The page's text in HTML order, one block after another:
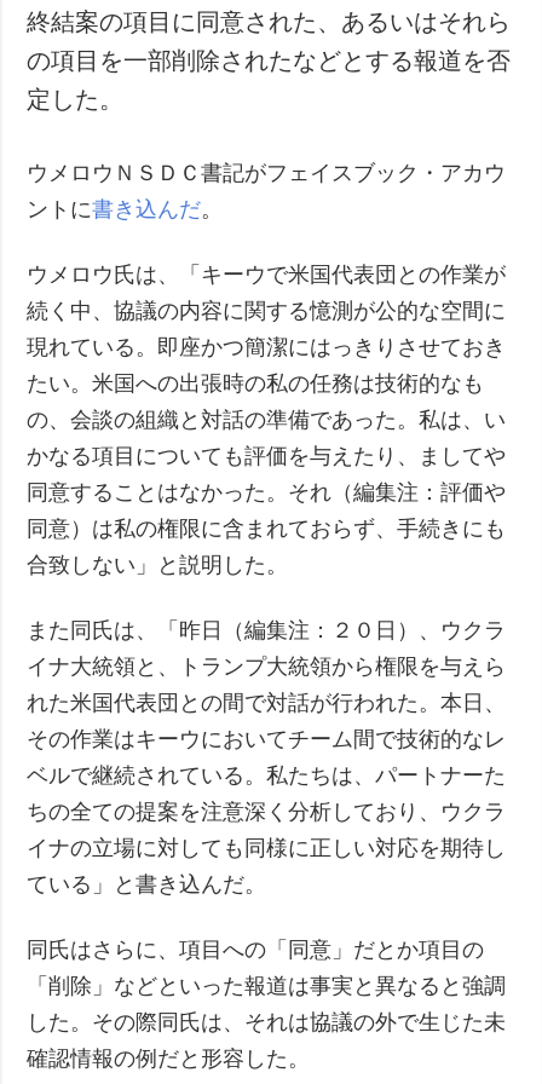
終結案の項目に同意された、あるいはそれら
の項目を一部削除されたなどとする報道を否
定した。
ウメロウＮＳＤＣ書記がフェイスブック・アカウ
ントに書き込んだ。
ウメロウ氏は、「キーウで米国代表団との作業が
続く中、協議の内容に関する憶測が公的な空間に
現れている。即座かつ簡潔にはっきりさせておき
たい。米国への出張時の私の任務は技術的なも
の、会談の組織と対話の準備であった。私は、い
かなる項目についても評価を与えたり、ましてや
同意することはなかった。それ（編集注：評価や
同意）は私の権限に含まれておらず、手続きにも
合致しない」と説明した。
また同氏は、「昨日（編集注：２０日）、ウクラ
イナ大統領と、トランプ大統領から権限を与えら
れた米国代表団との間で対話が行われた。本日、
その作業はキーウにおいてチーム間で技術的なレ
ベルで継続されている。私たちは、パートナーた
ちの全ての提案を注意深く分析しており、ウクラ
イナの立場に対しても同様に正しい対応を期待し
ている」と書き込んだ。
同氏はさらに、項目への「同意」だとか項目の
「削除」などといった報道は事実と異なると強調
した。その際同氏は、それは協議の外で生じた未
確認情報の例だと形容した。